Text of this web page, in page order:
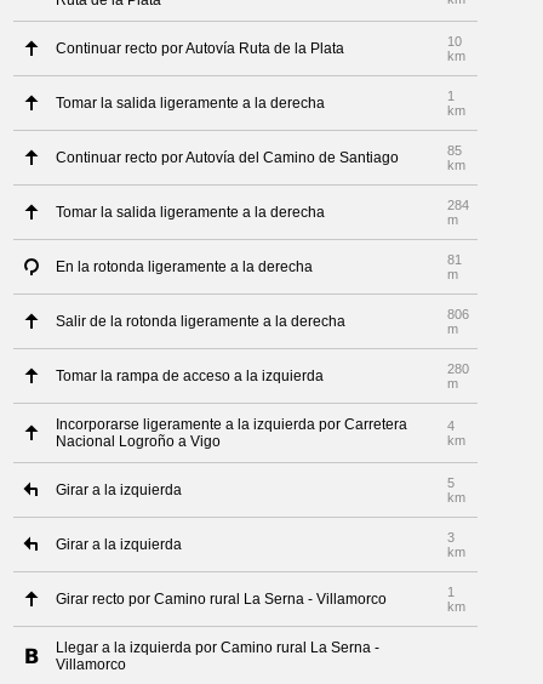
Continuar recto por Autovía Ruta de la Plata
10
km
Tomar la salida ligeramente a la derecha
1
km
Continuar recto por Autovía del Camino de Santiago
85
km
Tomar la salida ligeramente a la derecha
284
m
En la rotonda ligeramente a la derecha
81
m
Salir de la rotonda ligeramente a la derecha
806
m
Tomar la rampa de acceso a la izquierda
280
m
Incorporarse ligeramente a la izquierda por Carretera
Nacional Logroño a Vigo
4
km
Girar a la izquierda
5
km
Girar a la izquierda
3
km
Girar recto por Camino rural La Serna - Villamorco
1
km
Llegar a la izquierda por Camino rural La Serna -
Villamorco